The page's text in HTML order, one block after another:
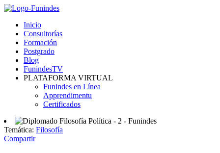
Inicio
Consultorías
Formación
Postgrado
Blog
FunindesTV
PLATAFORMA VIRTUAL
Funindes en Línea
Apprendimentu
Certificados
Temática: Filosofía
Compartir